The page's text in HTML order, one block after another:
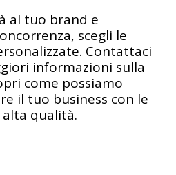
al tuo brand e
scegli le
Contattaci
informazioni sulla
come possiamo
il tuo business con le
qualità.